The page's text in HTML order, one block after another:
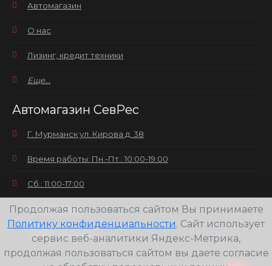
Автомагазин
О нас
Лизинг, кредит техники
Еще...
Автомагазин СевРес
Г. Мурманск ул. Кирова д. 38
Время работы: Пн.-Пт.: 10:00-19:00
Сб.: 11:00-17:00
Вс.: выходной
+7(8152) 25-30-58
Продолжая пользоваться сайтом Вы принимаете
Политику конфиденциальности. Сайт использует
сервис веб-аналитики Яндекс-Метрика,
продолжая пользоваться сайтом вы даете согласие